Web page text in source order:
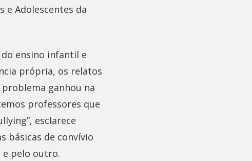
e Adolescentes da
ensino infantil e
própria, os relatos
ganhou na
professores que
esclarece
básicas de convívio
e pelo outro.